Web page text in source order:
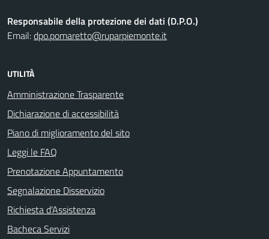
Responsabile della protezione dei dati (D.P.O.)
Email:dpo.pomaretto@ruparpiemonte.it
UTILITÀ
Amministrazione Trasparente
Dichiarazione di accessibilità
Piano di miglioramento del sito
Leggi le FAQ
Prenotazione Appuntamento
Segnalazione Disservizio
Richiesta d'Assistenza
Bacheca Servizi